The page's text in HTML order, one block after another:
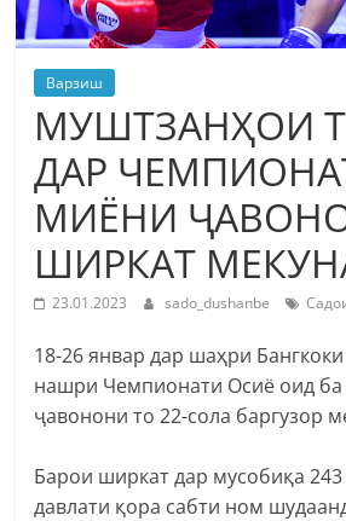
Варзиш
МУШТЗАНҲОИ
ДАР
МИЁНИ
ШИРКАТ
23.01.2023 sado_dushanbe
18-26 январ дар шаҳри
нашри Чемпионати Осиё оид
ҷавонони то 22-сола баргузор
Барои ширкат дар мусобиқа 243
давлати қора сабти ном